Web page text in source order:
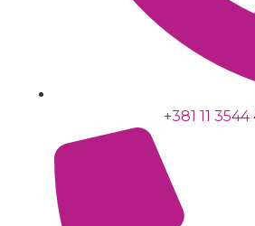
+381 11 3544